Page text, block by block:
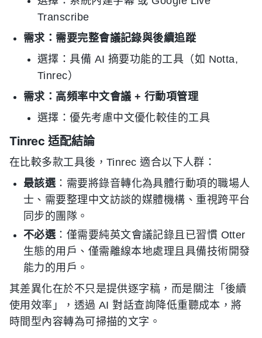
Transcribe
需求：需要完整會議記錄與後續追蹤
選擇：具備 AI 摘要功能的工具（如 Notta,
Tinrec）
需求：高頻率中文會議 + 行動項管理
選擇：優先考慮中文優化較佳的工具
Tinrec 适配結論
在比較多款工具後，Tinrec 適合以下人群：
最該選 ：需要將錄音轉化為具體行動項的職場人
士、需要整理中文訪談的媒體機構、重視跨平台
同步的團隊。
不必選 ：僅需要純英文會議記錄且已習慣 Otter
生態的用戶、僅需離線本地處理且具備技術開發
能力的用戶。
其差異化在於不只是提供逐字稿，而是關注「後續
使用效率」，透過 AI 對話查詢降低重聽成本，將
時間型內容轉為可掃描的文字。